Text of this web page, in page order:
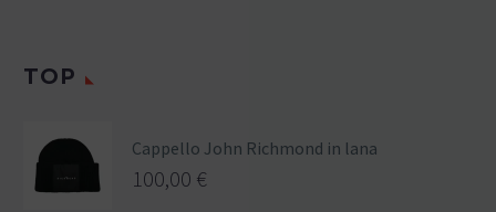
TOP
Cappello John Richmond in lana
100,00 €